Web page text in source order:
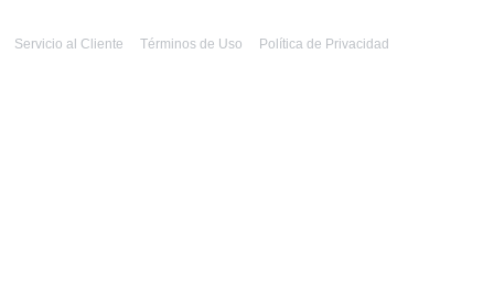
Servicio al Cliente Términos de Uso Política de Privacidad